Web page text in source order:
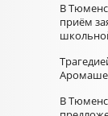
В
приём
В